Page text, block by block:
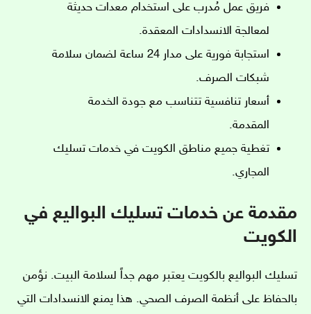
فريق عمل مُدرب على استخدام معدات حديثة
لمعالجة الانسدادات المعقدة.
استجابة فورية على مدار 24 ساعة لضمان سلامة
شبكات الصرف.
أسعار تنافسية تتناسب مع جودة الخدمة
المقدمة.
تغطية جميع مناطق الكويت في خدمات تسليك
المجاري.
مقدمة عن خدمات تسليك البواليع في
الكويت
تسليك البواليع بالكويت يعتبر مهم جداً لسلامة البيت. نؤمن
بالحفاظ على أنظمة الصرف الصحي. هذا يمنع الانسدادات التي